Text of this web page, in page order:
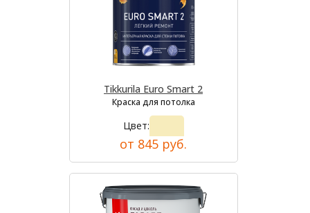
Tikkurila Euro Smart 2
Краска для потолка
Цвет:
от 845 руб.